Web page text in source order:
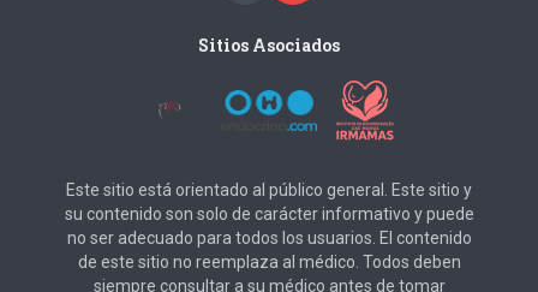
Sitios Asociados
Este sitio está orientado al público general. Este sitio y
su contenido son solo de carácter informativo y puede
no ser adecuado para todos los usuarios. El contenido
de este sitio no reemplaza al médico. Todos deben
siempre consultar a su médico antes de tomar